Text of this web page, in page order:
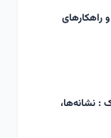
راهکارهای
نشانه‌ها،